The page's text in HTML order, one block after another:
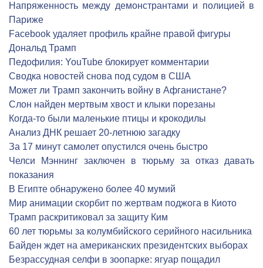
Напряженность между демонстрантами и полицией в
Париже
Facebook удаляет профиль крайне правой фигуры
Дональд Трамп
Педофилия: YouTube блокирует комментарии
Сводка новостей снова под судом в США
Может ли Трамп закончить войну в Афганистане?
Слон найден мертвым хвост и клыки порезаны
Когда-то были маленькие птицы и крокодилы
Анализ ДНК решает 20-летнюю загадку
За 17 минут самолет опустился очень быстро
Челси Мэннинг заключен в тюрьму за отказ давать
показания
В Египте обнаружено более 40 мумий
Мир анимации скорбит по жертвам поджога в Киото
Трамп раскритиковал за защиту Ким
60 лет тюрьмы за колумбийского серийного насильника
Байден ждет на американских президентских выборах
Безрассудная селфи в зоопарке: ягуар пощадил